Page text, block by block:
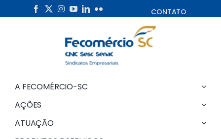
to
CONTATO
A FECOMÉRCIO-SC
AÇÕES
ATUAÇÃO